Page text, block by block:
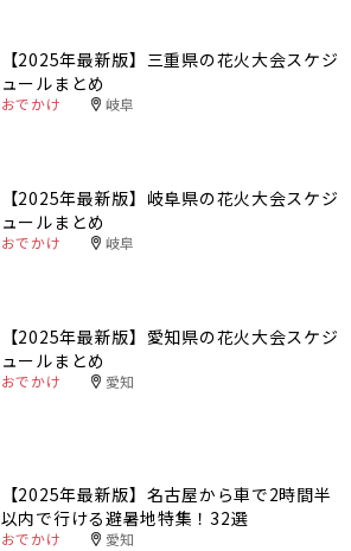
【2025年最新版】三重県の花火大会スケジ
ュールまとめ
おでかけ 岐阜
【2025年最新版】岐阜県の花火大会スケジ
ュールまとめ
おでかけ 岐阜
【2025年最新版】愛知県の花火大会スケジ
ュールまとめ
おでかけ 愛知
【2025年最新版】名古屋から車で2時間半
以内で行ける避暑地特集！32選
おでかけ 愛知